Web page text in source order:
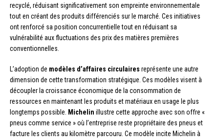
recyclé, réduisant significativement son empreinte environnementale
tout en créant des produits différenciés sur le marché. Ces initiatives
ont renforcé sa position concurrentielle tout en réduisant sa
vulnérabilité aux fluctuations des prix des matières premières
conventionnelles.
L’adoption de modèles d’affaires circulaires représente une autre
dimension de cette transformation stratégique. Ces modèles visent à
découpler la croissance économique de la consommation de
ressources en maintenant les produits et matériaux en usage le plus
longtemps possible.
Michelin illustre cette approche avec son offre «
pneus comme service » où l’entreprise reste propriétaire des pneus et
facture les clients au kilomètre parcouru. Ce modèle incite Michelin à